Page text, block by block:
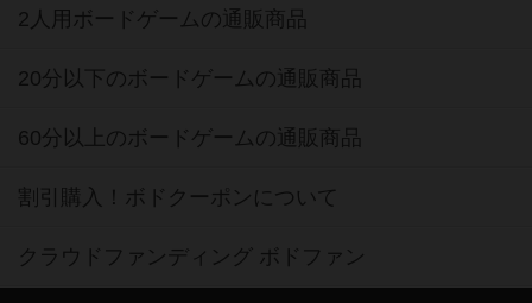
2人用ボードゲームの通販商品
20分以下のボードゲームの通販商品
60分以上のボードゲームの通販商品
割引購入！ボドクーポンについて
クラウドファンディング ボドファン